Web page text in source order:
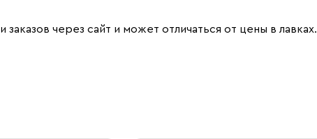
через сайт и может отличаться от цены в лавках.